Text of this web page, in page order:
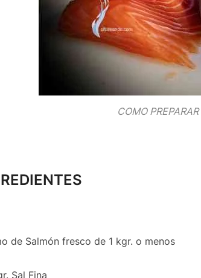
COMO
de Salmón fresco de 1 kgr. o menos
Sal Fina